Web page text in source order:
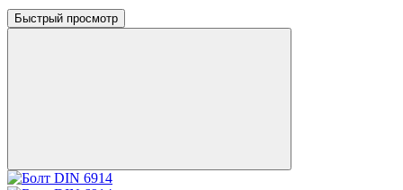
Быстрый просмотр